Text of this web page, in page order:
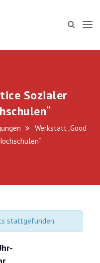
Sozialer
Werkstatt „Good
stattgefunden.
-